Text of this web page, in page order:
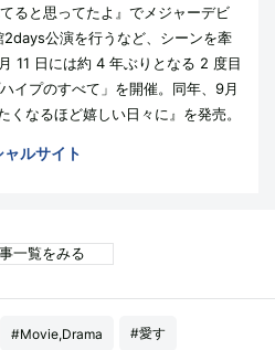
ると思ってたよ』でメジャーデビ
公演を行うなど、シーンを牽
11 日には約 4 年ぶりとなる 2 度目
イプのすべて」を開催。同年、9月
なるほど嬉しい日々に』を発売。
ルサイト
一覧をみる
#Movie,Drama #愛す